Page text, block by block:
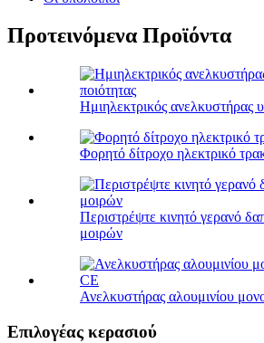
Προτεινόμενα Προϊόντα
Ημιηλεκτρικός ανελκυστήρας
Φορητό δίτροχο ηλεκτρικό
Περιστρέψτε κινητό γερανό
μοιρών
Ανελκυστήρας αλουμινίου
Επιλογέας κερασιού